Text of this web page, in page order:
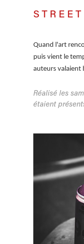
S T R E E
Quand l'art
puis vient le
auteurs valaient
Réalisé les
étaient